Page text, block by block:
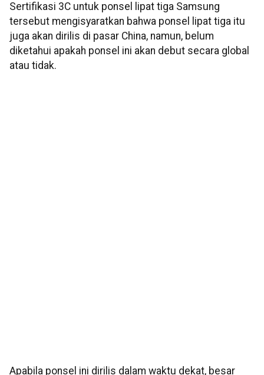
Sertifikasi 3C untuk ponsel lipat tiga Samsung
tersebut mengisyaratkan bahwa ponsel lipat tiga itu
juga akan dirilis di pasar China, namun, belum
diketahui apakah ponsel ini akan debut secara global
atau tidak.
Apabila ponsel ini dirilis dalam waktu dekat, besar